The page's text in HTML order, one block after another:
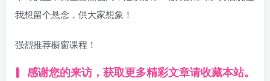
我想留个悬念，供大家想象！
强烈推荐橱窗课程！
感谢您的来访，获取更多精彩文章请收藏本站。